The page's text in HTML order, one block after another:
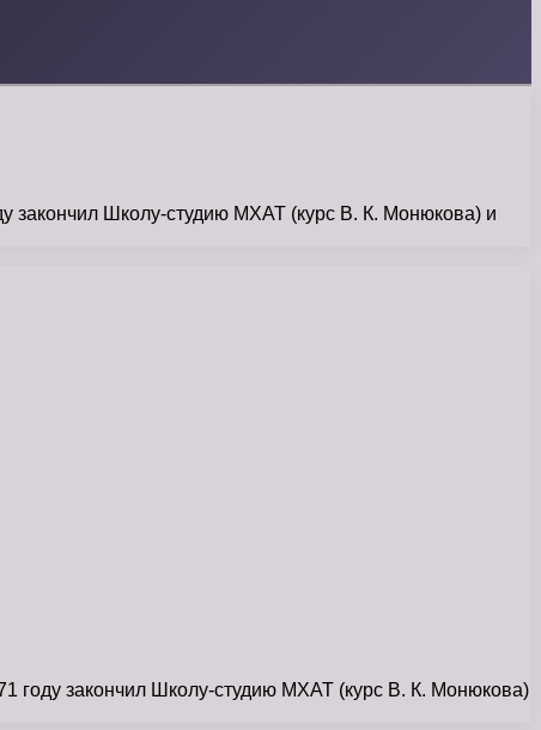
закончил Школу-студию МХАТ (курс В. К. Монюкова) и
году закончил Школу-студию МХАТ (курс В. К. Монюкова)